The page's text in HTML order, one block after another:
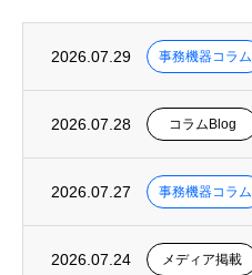
2026.07.29 事務機器コラム
2026.07.28 コラムBlog
2026.07.27 事務機器コラム
2026.07.24 メディア掲載